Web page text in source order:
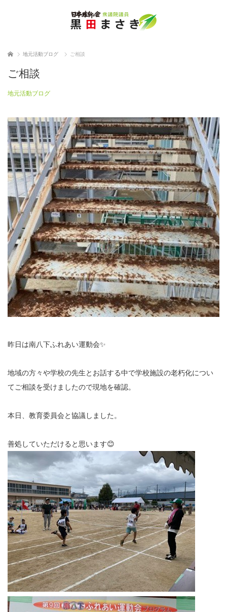
ホーム 地元活動ブログ ご相談
ご相談
地元活動ブログ
昨日は南八下ふれあい運動会✨
地域の方々や学校の先生とお話する中で学校施設の老朽化につい
てご相談を受けましたので現地を確認。
本日、教育委員会と協議しました。
善処していただけると思います😊